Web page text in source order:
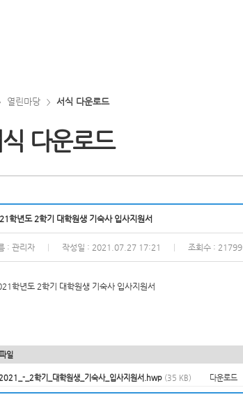
열린마당 > 서식 다운로드
다운로드
학년도 2학기 대학원생 기숙사 입사지원서
: 관리자 작성일 : 2021.07.27 17:21 조회수 : 21799
학년도 2학기 대학원생 기숙사 입사지원서
일
2021_-_2학기_대학원생_기숙사_입사지원서.hwp (35 KB) 다운로드